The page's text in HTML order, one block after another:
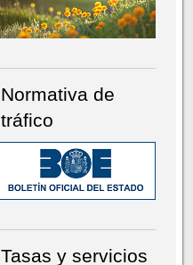
Normativa de
tráfico
Tasas y servicios